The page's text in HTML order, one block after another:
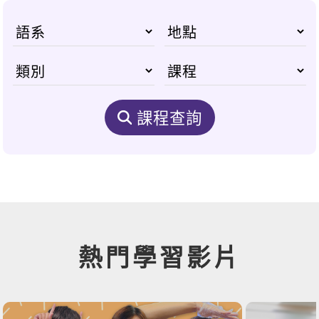
課程查詢
熱門學習影片